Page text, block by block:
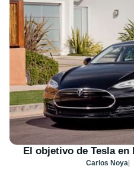
El objetivo de Tesla en
Carlos Noya